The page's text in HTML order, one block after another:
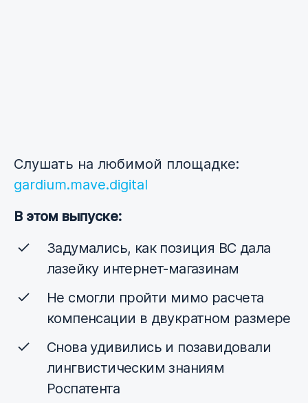
Слушать на любимой площадке:
gardium.mave.digital
В этом выпуске:
Задумались, как позиция ВС дала
лазейку интернет-магазинам
Не смогли пройти мимо расчета
компенсации в двукратном размере
Снова удивились и позавидовали
лингвистическим знаниям
Роспатента